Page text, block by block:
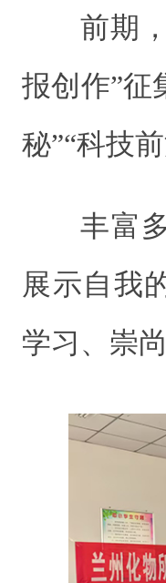
前期
报创作”征
秘”“科技
丰富
展示自我
学习、崇尚